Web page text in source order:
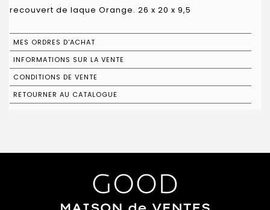
recouvert de laque Orange. 26 x 20 x 9,5
MES ORDRES D'ACHAT
INFORMATIONS SUR LA VENTE
CONDITIONS DE VENTE
RETOURNER AU CATALOGUE